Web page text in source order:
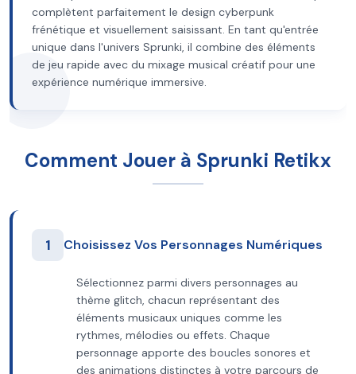
complètent parfaitement le design cyberpunk
frénétique et visuellement saisissant. En tant qu'entrée
unique dans l'univers Sprunki, il combine des éléments
de jeu rapide avec du mixage musical créatif pour une
expérience numérique immersive.
Comment Jouer à Sprunki Retikx
1 Choisissez Vos Personnages Numériques
Sélectionnez parmi divers personnages au
thème glitch, chacun représentant des
éléments musicaux uniques comme les
rythmes, mélodies ou effets. Chaque
personnage apporte des boucles sonores et
des animations distinctes à votre parcours de